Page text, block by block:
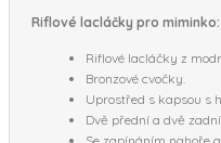
Riflové lacláčky pro miminko:
Riflové lacláčky z
Bronzové cvočky.
Uprostřed s kapsou s
Dvě přední a dvě